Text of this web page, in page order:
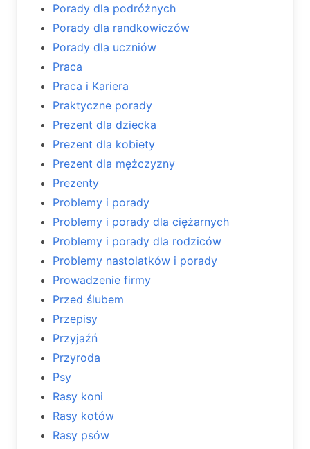
Porady dla podróżnych
Porady dla randkowiczów
Porady dla uczniów
Praca
Praca i Kariera
Praktyczne porady
Prezent dla dziecka
Prezent dla kobiety
Prezent dla mężczyzny
Prezenty
Problemy i porady
Problemy i porady dla ciężarnych
Problemy i porady dla rodziców
Problemy nastolatków i porady
Prowadzenie firmy
Przed ślubem
Przepisy
Przyjaźń
Przyroda
Psy
Rasy koni
Rasy kotów
Rasy psów